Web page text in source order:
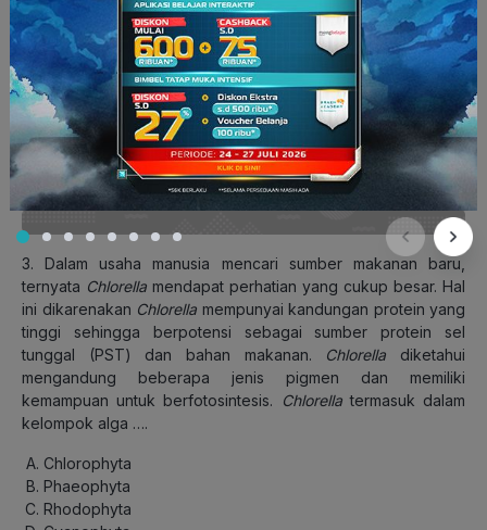
proses kimia yang berlangsung di dalam tubuh makhluk
hidup. Reaksi dan proses kimia yang berlangsung didalam
tubuh makhluk hidup atau didalam sel ini disebut dengan
metabolisme. Dengan definisi ini dapat dipahami bahwa
biokimia mencakup atau bersinggungan dengan sebagian
bahasan dalam biologi sel dan biologi molekuler.
Dengan demikian, pilihan jawaban yang benar adalah D.
3. Dalam usaha manusia mencari sumber makanan baru,
ternyata Chlorella mendapat perhatian yang cukup besar. Hal
ini dikarenakan Chlorella mempunyai kandungan protein yang
tinggi sehingga berpotensi sebagai sumber protein sel
tunggal (PST) dan bahan makanan. Chlorella diketahui
mengandung beberapa jenis pigmen dan memiliki
kemampuan untuk berfotosintesis.
Chlorellatermasuk dalam
kelompok alga ….
Chlorophyta
Phaeophyta
Rhodophyta